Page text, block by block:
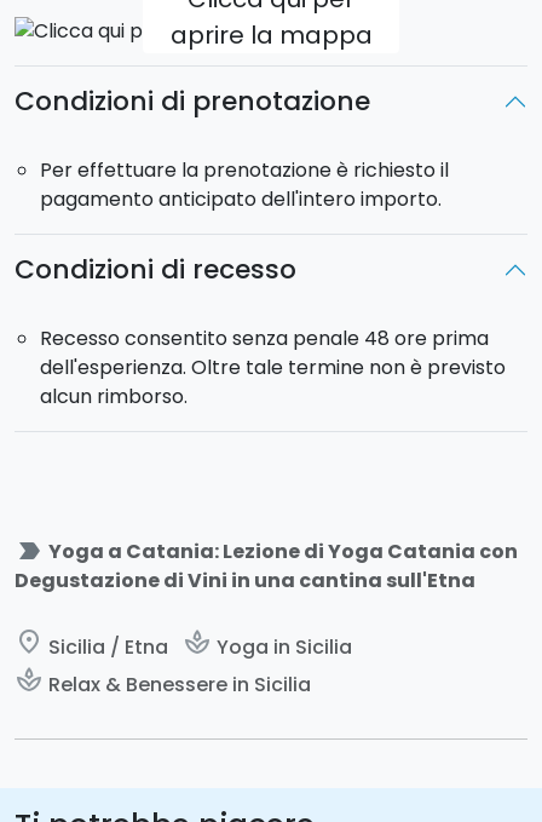
aprire la mappa
Condizioni di prenotazione
Per effettuare la prenotazione è richiesto il
pagamento anticipato dell'intero importo.
Condizioni di recesso
Recesso consentito senza penale 48 ore prima
dell'esperienza. Oltre tale termine non è previsto
alcun rimborso.
label_important Yoga a Catania: Lezione di Yoga Catania con
Degustazione di Vini in una cantina sull'Etna
place Sicilia / Etna spa Yoga in Sicilia
spa Relax & Benessere in Sicilia